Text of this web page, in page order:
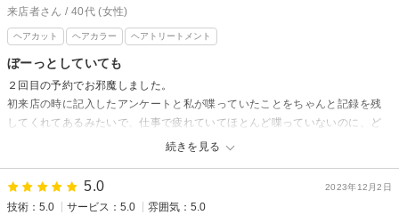
来店者さん / 40代 (女性)
ヘアカット ヘアカラー ヘアトリートメント
ぼーっとしていても
続きを見る
２回目の予約でお邪魔しました。
初来店の時に記入したアンケートと私が喋っていたことをちゃんと記録を残
してくれてあるみたいで、仕事で疲れていてほとんど喋っていないのに、ど
んな風にするか説明しなくても施術してもらい、個室に通していただいたの
またよろしくお願いします。
2023年12月2日
5.0
技術：5.0 サービス：5.0
雰囲気：5.0